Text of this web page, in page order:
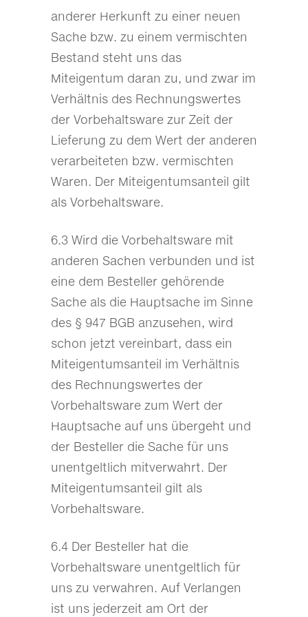
anderer Herkunft zu einer neuen
Sache bzw. zu einem vermischten
Bestand steht uns das
Miteigentum daran zu, und zwar im
Verhältnis des Rechnungswertes
der Vorbehaltsware zur Zeit der
Lieferung zu dem Wert der anderen
verarbeiteten bzw. vermischten
Waren. Der Miteigentumsanteil gilt
als Vorbehaltsware.
6.3 Wird die Vorbehaltsware mit
anderen Sachen verbunden und ist
eine dem Besteller gehörende
Sache als die Hauptsache im Sinne
des § 947 BGB anzusehen, wird
schon jetzt vereinbart, dass ein
Miteigentumsanteil im Verhältnis
des Rechnungswertes der
Vorbehaltsware zum Wert der
Hauptsache auf uns übergeht und
der Besteller die Sache für uns
unentgeltlich mitverwahrt. Der
Miteigentumsanteil gilt als
Vorbehaltsware.
6.4 Der Besteller hat die
Vorbehaltsware unentgeltlich für
uns zu verwahren. Auf Verlangen
ist uns jederzeit am Ort der